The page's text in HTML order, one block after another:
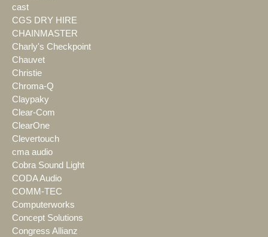
cast
CGS DRY HIRE
CHAINMASTER
Charly's Checkpoint
Chauvet
Christie
Chroma-Q
Claypaky
Clear-Com
ClearOne
Clevertouch
cma audio
Cobra Sound Light
CODA Audio
COMM-TEC
Computerworks
Concept Solutions
Congress Allianz